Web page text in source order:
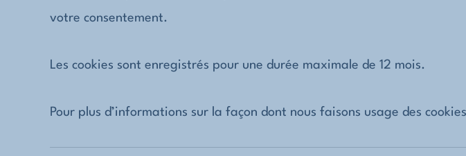
votre consentement.
Les cookies sont enregistrés pour une durée maximale de 12 mois.
Pour plus d’informations sur la façon dont nous faisons usage des